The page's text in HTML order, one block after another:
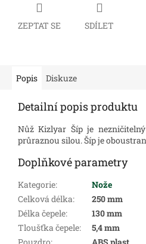
ZEPTAT SE SDÍLET
Popis Diskuze
Detailní popis produktu
Nůž Kizlyar Šíp je
průraznou silou.Šíp je
Doplňkové parametry
Kategorie:
Nože
Celková délka:
250 mm
Délka čepele:
130 mm
Tloušťka čepele:
5,4 mm